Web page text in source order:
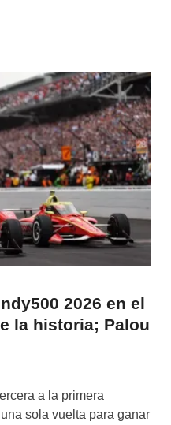
2026 en el
la historia; Palou
a la primera
sola vuelta para ganar